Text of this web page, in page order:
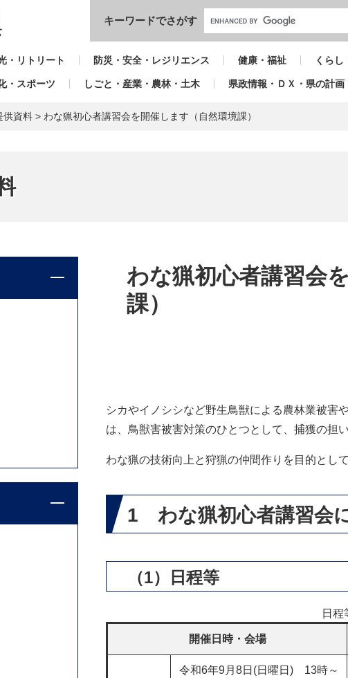
本文へ
キーワードでさがす
・リトリート 防災・安全・レジリエンス 健康・福祉 くらし
・スポーツ しごと・産業・農林・土木 県政情報・ＤＸ・県の計画
供資料 > わな猟初心者講習会を開催します（自然環境課）
わな猟初心者講習会
課）
シカやイノシシなど野生鳥獣による農林業被害
は、鳥獣害被害対策のひとつとして、捕獲の担
わな猟の技術向上と狩猟の仲間作りを目的とし
1 わな猟初心者講習会
（1）日程等
日程
開催日時・会場
令和6年9月8日(日曜日) 13時～